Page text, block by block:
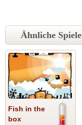
Ähnliche Spiele
Fish in the
box